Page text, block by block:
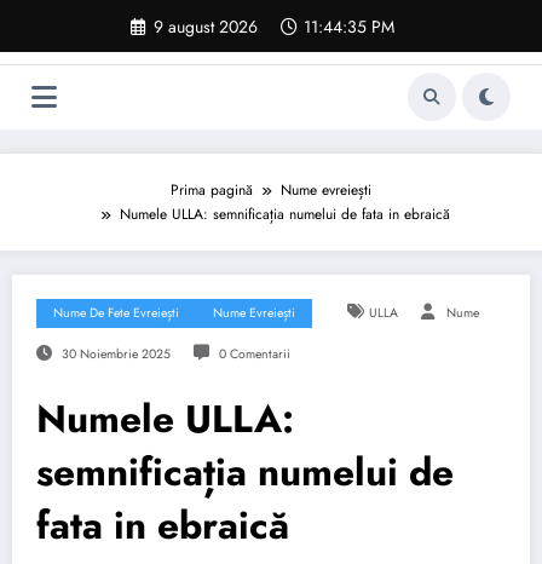
conținut
9 august 2026 11:44:36 PM
Prima pagină
Nume evreiești
Numele ULLA: semnificația numelui de fata in ebraică
Nume De Fete Evreiești Nume Evreiești ULLA Nume
30 Noiembrie 2025 0 Comentarii
Numele ULLA:
semnificația numelui de
fata in ebraică